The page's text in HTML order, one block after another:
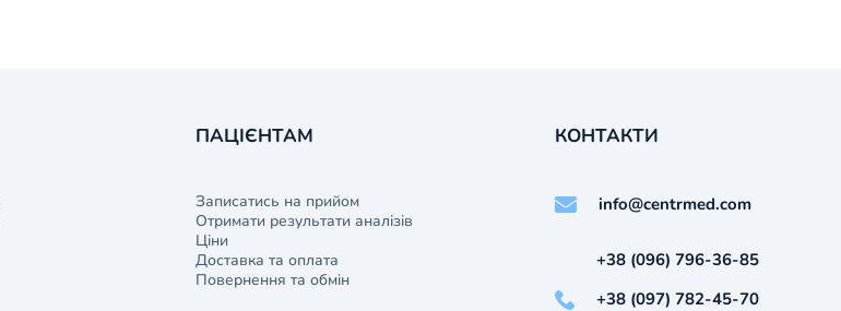
ПАЦІЄНТАМ
Записатись на прийом
Отримати результати аналізів
Ціни
Доставка та оплата
Повернення та обмін
КОНТАКТИ
info@centrmed.com
+38 (096) 796-36-85
+38 (097) 782-45-70